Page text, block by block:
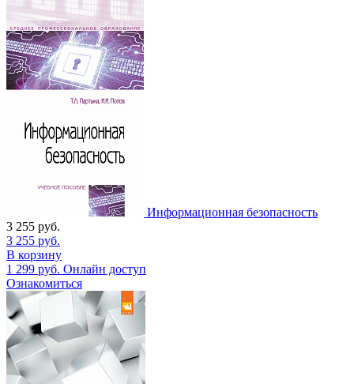
Информационная безопасность
3 255 руб.
3 255 руб.
В корзину
1 299 руб. Онлайн доступ
Ознакомиться